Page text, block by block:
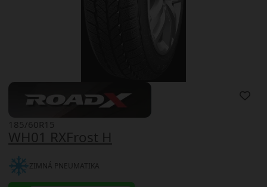
WH01 RXFrost H
185/60R15
ZIMNÁ PNEUMATIKA